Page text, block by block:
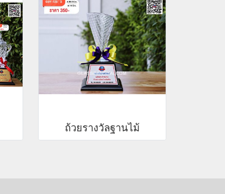
ถ้วยรางวัลฐานไม้